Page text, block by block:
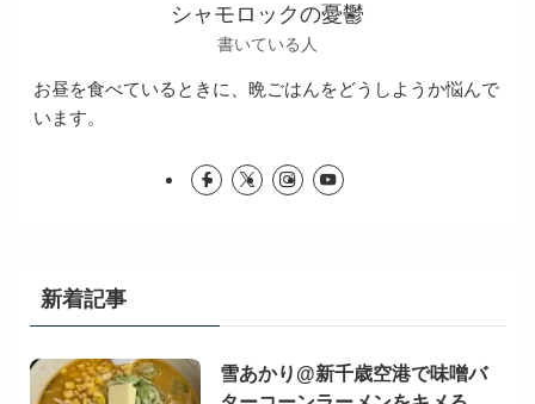
シャモロックの憂鬱
書いている人
お昼を食べているときに、晩ごはんをどうしようか悩んで
います。
新着記事
雪あかり@新千歳空港で味噌バ